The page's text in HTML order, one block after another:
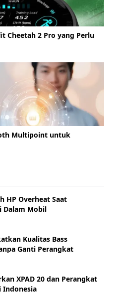
Cheetah 2 Pro yang Perlu
Multipoint untuk
HP Overheat Saat
Dalam Mobil
Kualitas Bass
Ganti Perangkat
XPAD 20 dan Perangkat
Indonesia